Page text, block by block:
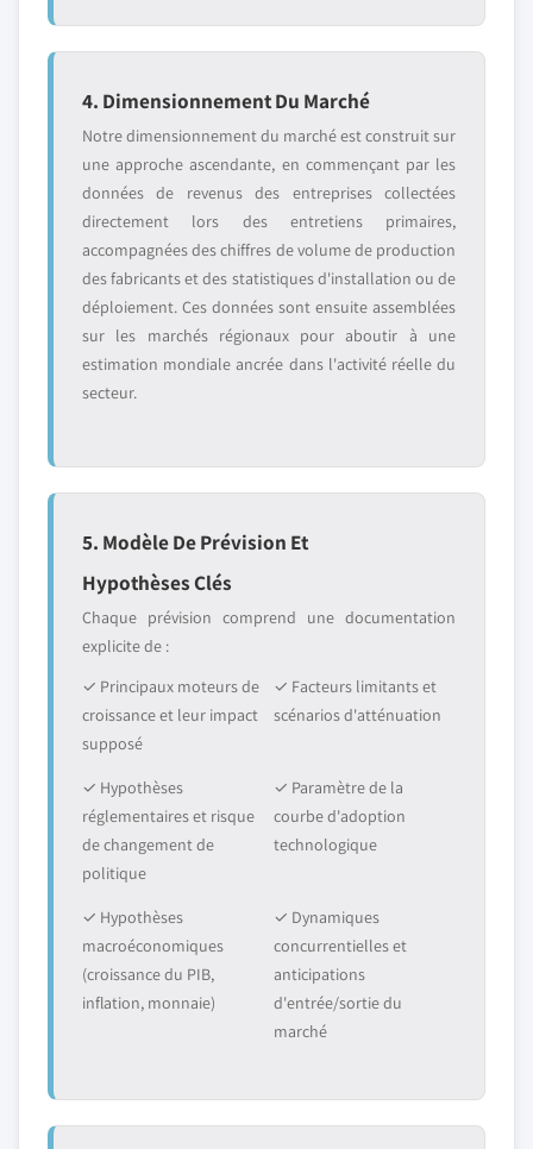
4. Dimensionnement Du Marché
Notre dimensionnement du marché est construit sur
une approche ascendante, en commençant par les
données de revenus des entreprises collectées
directement lors des entretiens primaires,
accompagnées des chiffres de volume de production
des fabricants et des statistiques d'installation ou de
déploiement. Ces données sont ensuite assemblées
sur les marchés régionaux pour aboutir à une
estimation mondiale ancrée dans l'activité réelle du
secteur.
5. Modèle De Prévision Et
Hypothèses Clés
Chaque prévision comprend une documentation
explicite de :
✓ Principaux moteurs de
croissance et leur impact
supposé
✓ Facteurs limitants et
scénarios d'atténuation
✓ Hypothèses
réglementaires et risque
de changement de
politique
✓ Paramètre de la
courbe d'adoption
technologique
✓ Hypothèses
macroéconomiques
(croissance du PIB,
inflation, monnaie)
✓ Dynamiques
concurrentielles et
anticipations
d'entrée/sortie du
marché